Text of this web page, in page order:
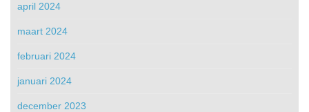
april 2024
maart 2024
februari 2024
januari 2024
december 2023